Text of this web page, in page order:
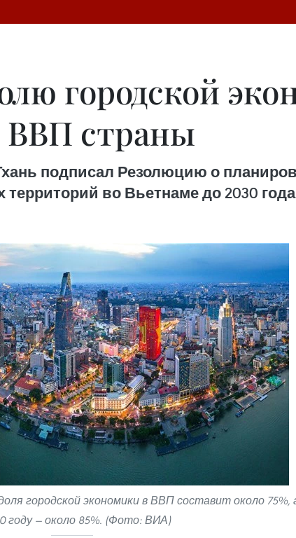
городской
ВВП страны
подписал Резолюцию о
во Вьетнаме до 2030
городской экономики в ВВП составит около 75%,
году — около 85%. (Фото: ВИА)